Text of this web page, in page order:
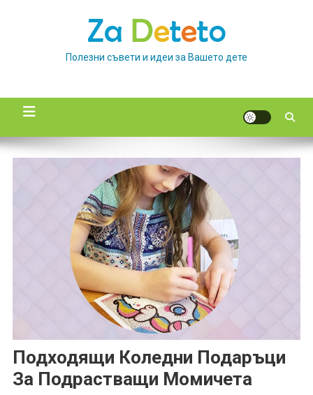
Полезни съвети и идеи за Вашето дете
Подходящи Коледни Подаръци
За Подрастващи Момичета